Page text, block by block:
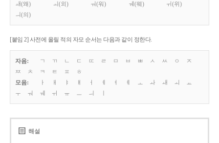
ㅙ(왜)
ㅚ(외) ㅝ(워) ㅞ(웨)
ㅟ(위)
ㅢ(의)
[붙임 2] 사전에 올릴 적의 자모 순서는 다음과 같이 정한다.
자음: ㄱ ㄲ ㄴ ㄷ ㄸ ㄹ ㅁ ㅂ ㅃ ㅅ ㅆ ㅇ
ㅈ
ㅉ
ㅊ ㅋ ㅌ ㅍ
ㅎ
모음:
ㅏ ㅐ ㅑ ㅒ ㅓ ㅔ ㅕ ㅖ ㅗ ㅘ ㅙ ㅚ
ㅛ
ㅜ
ㅝ ㅞ ㅟ ㅠ ㅡ ㅢ
해설